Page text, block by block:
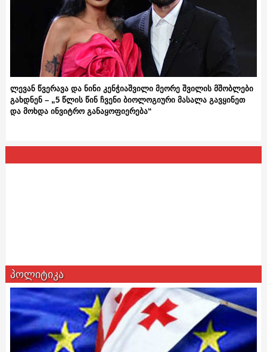
ლევან წვერავა და ნინი კენჭიაშვილი მეორე შვილის მშობლები
გახდნენ – „5 წლის წინ ჩვენი ბიოლოგიური მასალა გავყინეთ
და მოხდა ინვიტრო განაყოფიერება“
პოლიტიკა